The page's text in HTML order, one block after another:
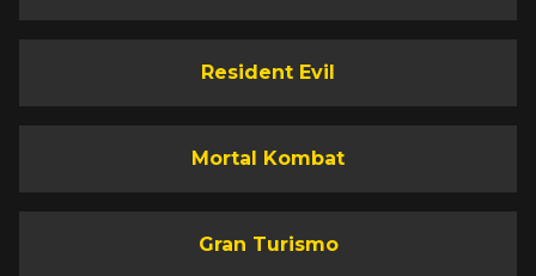
Resident Evil
Mortal Kombat
Gran Turismo